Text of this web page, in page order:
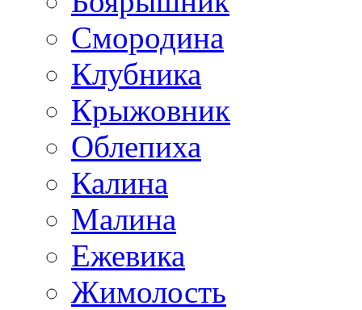
Смородина
Клубника
Крыжовник
Облепиха
Калина
Малина
Ежевика
Жимолость